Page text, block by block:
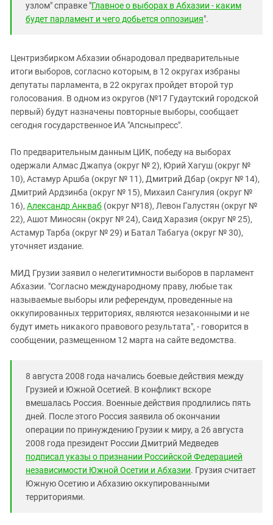
узлом" справке "Главное о выборах в Абхазии - каким
будет парламент и чего добьется оппозиция".
Центризбирком Абхазии обнародовал предварительные
итоги выборов, согласно которым, в 12 округах избраны
депутаты парламента, в 22 округах пройдет второй тур
голосования. В одном из округов (№17 Гудаутский городской
первый) будут назначены повторные выборы, сообщает
сегодня государственное ИА "Апсныпресс".
По предварительным данным ЦИК, победу на выборах
одержали Алмас Джапуа (округ № 2), Юрий Хагуш (округ №
10), Астамур Аршба (округ № 11), Дмитрий Дбар (округ № 14),
Дмитрий Ардзинба (округ № 15), Михаил Сангулия (округ №
16), Александр Анкваб (округ №18), Левон Галустян (округ №
22), Ашот Миносян (округ № 24), Саид Харазия (округ № 25),
Астамур Тарба (округ № 29) и Батал Табагуа (округ № 30),
уточняет издание.
МИД Грузии заявил о нелегитимности выборов в парламент
Абхазии. "Согласно международному праву, любые так
называемые выборы или референдум, проведенные на
оккупированных территориях, являются незаконными и не
будут иметь никакого правового результата", - говорится в
сообщении, размещенном 12 марта на сайте ведомства.
8 августа 2008 года начались боевые действия между
Грузией и Южной Осетией. В конфликт вскоре
вмешалась Россия. Военные действия продлились пять
дней. После этого Россия заявила об окончании
операции по принуждению Грузии к миру, а 26 августа
2008 года президент России Дмитрий Медведев
подписал указы о признании Российской Федерацией
независимости Южной Осетии и Абхазии. Грузия считает
Южную Осетию и Абхазию оккупированными
территориями.